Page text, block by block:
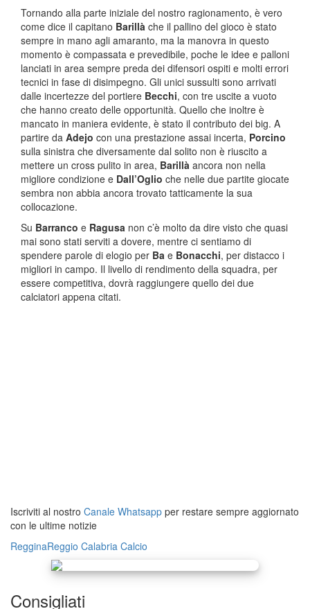
Tornando alla parte iniziale del nostro ragionamento, è vero
come dice il capitano Barillà che il pallino del gioco è stato
sempre in mano agli amaranto, ma la manovra in questo
momento è compassata e prevedibile, poche le idee e palloni
lanciati in area sempre preda dei difensori ospiti e molti errori
tecnici in fase di disimpegno. Gli unici sussulti sono arrivati
dalle incertezze del portiere Becchi, con tre uscite a vuoto
che hanno creato delle opportunità. Quello che inoltre è
mancato in maniera evidente, è stato il contributo dei big. A
partire da Adejo con una prestazione assai incerta, Porcino
sulla sinistra che diversamente dal solito non è riuscito a
mettere un cross pulito in area, Barillà ancora non nella
migliore condizione e Dall’Oglio che nelle due partite giocate
sembra non abbia ancora trovato tatticamente la sua
collocazione.
Su Barranco e Ragusa non c’è molto da dire visto che quasi
mai sono stati serviti a dovere, mentre ci sentiamo di
spendere parole di elogio per Ba e Bonacchi, per distacco i
migliori in campo. Il livello di rendimento della squadra, per
essere competitiva, dovrà raggiungere quello dei due
calciatori appena citati.
Iscriviti al nostro Canale Whatsapp per restare sempre aggiornato
con le ultime notizie
RegginaReggio Calabria Calcio
Consigliati